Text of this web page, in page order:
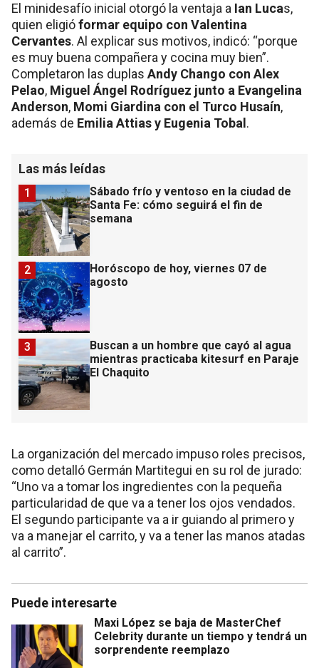
El minidesafío inicial otorgó la ventaja a Ian Lucas,
quien eligióformar equipo con Valentina
Cervantes. Al explicar sus motivos, indicó: “porque
es muy buena compañera y cocina muy bien”.
Completaron las duplas Andy Chango con Alex
Pelao, Miguel Ángel Rodríguez junto a Evangelina
Anderson, Momi Giardina con el Turco Husaín,
además de Emilia Attias y Eugenia Tobal .
Las más leídas
Sábado frío y ventoso en la ciudad de
Santa Fe: cómo seguirá el fin de
semana
1
Horóscopo de hoy, viernes 07 de
agosto
2
Buscan a un hombre que cayó al agua
mientras practicaba kitesurf en Paraje
El Chaquito
3
La organización del mercado impuso roles precisos,
como detalló Germán Martitegui en su rol de jurado:
“Uno va a tomar los ingredientes con la pequeña
particularidad de que va a tener los ojos vendados.
El segundo participante va a ir guiando al primero y
va a manejar el carrito, y va a tener las manos atadas
al carrito”.
Puede interesarte
Maxi López se baja de MasterChef
Celebrity durante un tiempo y tendrá un
sorprendente reemplazo